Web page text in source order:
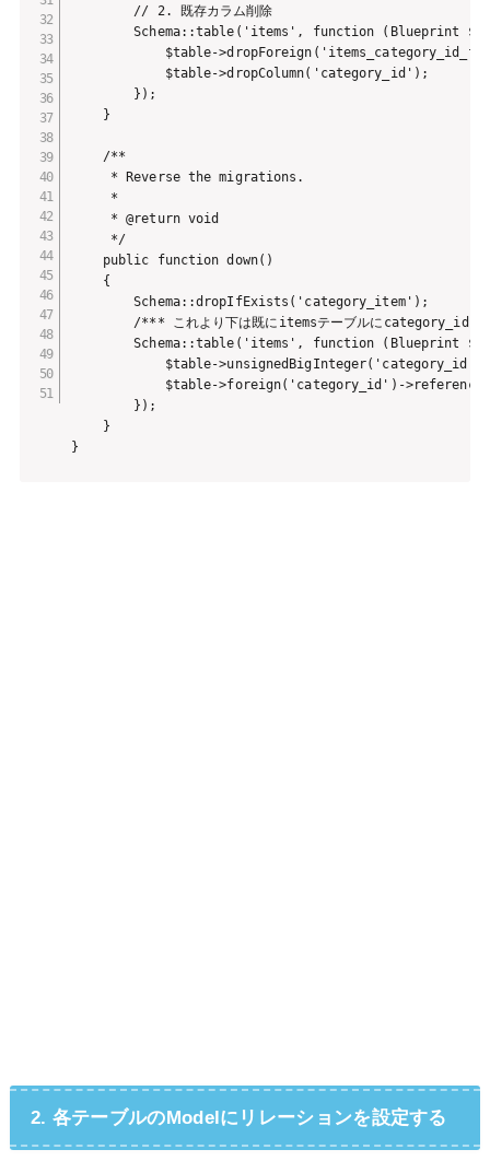
        // 2. 既存カラム削除
Schema::table('items', function (Blueprint
$table-
            $table->dropColumn('category_id');
        });
    }
    /**
     * Reverse the migrations.
     *
     * @return void
     */
    public function down()
    {
        Schema::dropIfExists('category_item');
/*** これより下は既にitemsテーブルにcategory_idカ
Schema::table('items', function (Blueprint
$table-
$table->foreign('category_id')-
        });
    }
2. 各テーブルのModelにリレーションを設定する